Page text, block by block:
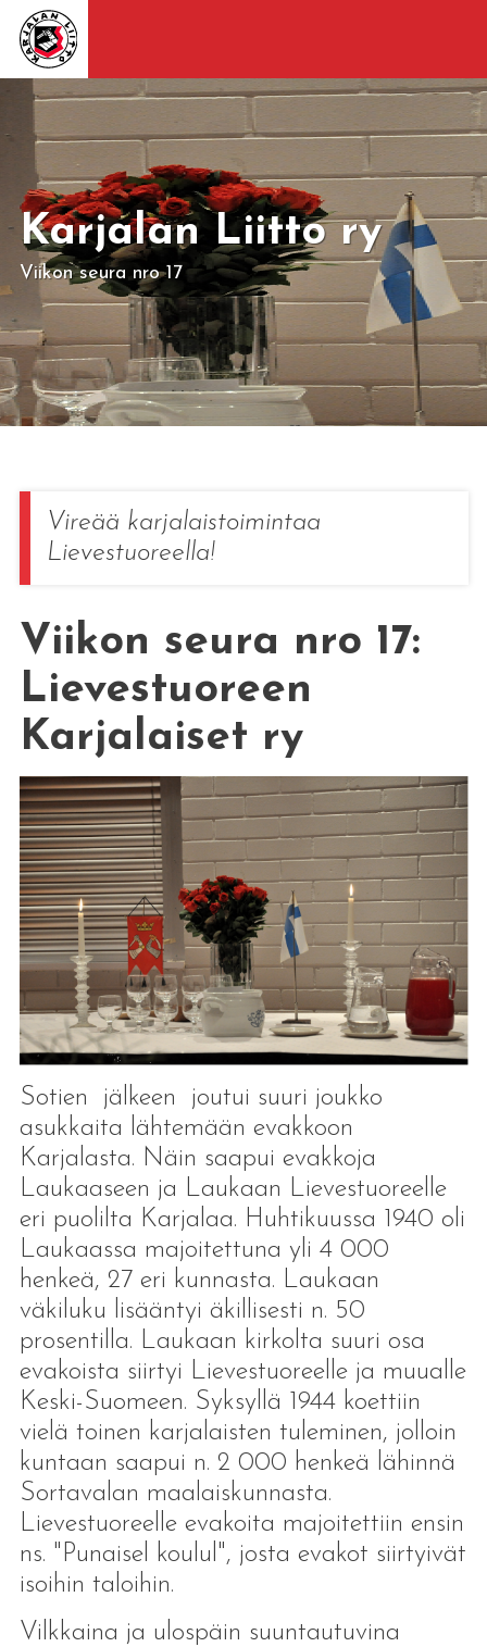
Karjalan Liitto ry
Viikon seura nro 17
Vireää karjalaistoimintaa
Lievestuoreella!
Viikon seura nro 17:
Lievestuoreen
Karjalaiset ry
Sotien jälkeen joutui suuri joukko
asukkaita lähtemään evakkoon
Karjalasta. Näin saapui evakkoja
Laukaaseen ja Laukaan Lievestuoreelle
eri puolilta Karjalaa. Huhtikuussa 1940 oli
Laukaassa majoitettuna yli 4 000
henkeä, 27 eri kunnasta. Laukaan
väkiluku lisääntyi äkillisesti n. 50
prosentilla. Laukaan kirkolta suuri osa
evakoista siirtyi Lievestuoreelle ja muualle
Keski-Suomeen. Syksyllä 1944 koettiin
vielä toinen karjalaisten tuleminen, jolloin
kuntaan saapui n. 2 000 henkeä lähinnä
Sortavalan maalaiskunnasta.
Lievestuoreelle evakoita majoitettiin ensin
ns. "Punaisel koulul", josta evakot siirtyivät
isoihin taloihin.
Vilkkaina ja ulospäin suuntautuvina